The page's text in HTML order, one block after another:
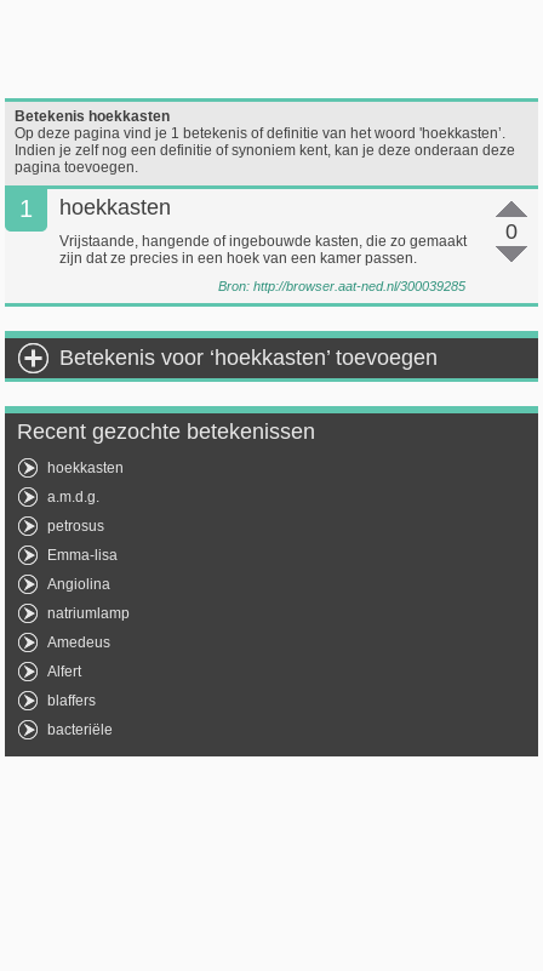
Betekenis hoekkasten
Op deze pagina vind je 1 betekenis of definitie van het woord 'hoekkasten’.
Indien je zelf nog een definitie of synoniem kent, kan je deze onderaan deze
pagina toevoegen.
1
0
hoekkasten
Vrijstaande, hangende of ingebouwde kasten, die zo gemaakt
zijn dat ze precies in een hoek van een kamer passen.
Bron: http://browser.aat-ned.nl/300039285
Betekenis voor ‘hoekkasten’ toevoegen
Recent gezochte betekenissen
hoekkasten
a.m.d.g.
petrosus
Emma-lisa
Angiolina
natriumlamp
Amedeus
Alfert
blaffers
bacteriële